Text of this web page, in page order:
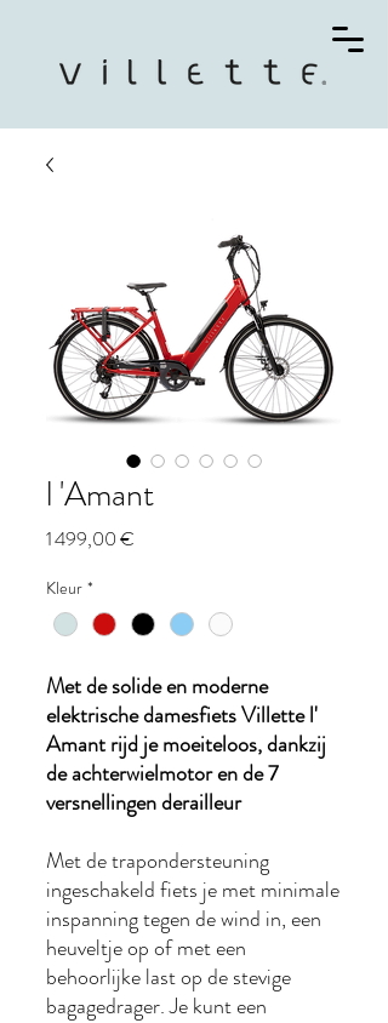
l 'Amant
1 499,00 €
Kleur *
Met de solide en moderne
elektrische damesfiets Villette l'
Amant rijd je moeiteloos, dankzij
de achterwielmotor en de 7
versnellingen derailleur
Met de trapondersteuning
ingeschakeld fiets je met minimale
inspanning tegen de wind in, een
heuveltje op of met een
behoorlijke last op de stevige
bagagedrager. Je kunt een